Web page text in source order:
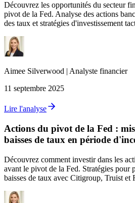
Découvrez les opportunités du secteur
pivot de la Fed. Analyse des actions
des taux et stratégies d'investissement
Aimee Silverwood | Analyste financier
11 septembre 2025
Lire l'analyse
Actions du pivot de la Fed :
baisses de taux en période
Découvrez comment investir dans les
avant le pivot de la Fed. Stratégies pour
baisses de taux avec Citigroup, Truist et